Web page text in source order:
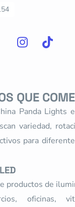
QUE
Panda Lights
variedad,
para
productos de
oficinas,